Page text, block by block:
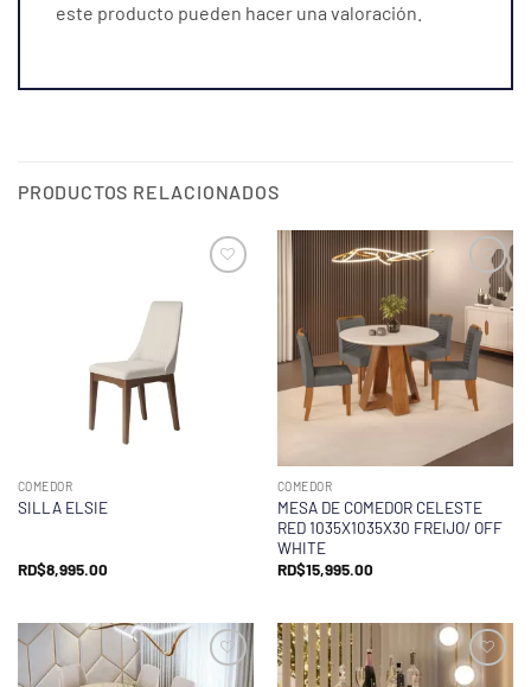
este producto pueden hacer una valoración.
PRODUCTOS RELACIONADOS
COMEDOR
SILLA ELSIE
RD$8,995.00
COMEDOR
MESA DE COMEDOR CELESTE
RED 1035X1035X30 FREIJO/ OFF
WHITE
RD$15,995.00